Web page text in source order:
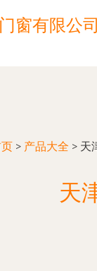
窗有限公司
> 产品大全 > 天
天